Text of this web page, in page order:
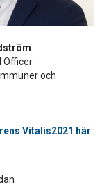
Officer
och
Vitalis2021 här